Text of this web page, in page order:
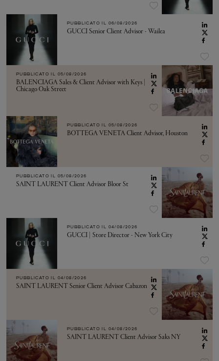
PUBBLICATO IL 06/08/2026
GUCCI Senior Client Advisor - Wailea
PUBBLICATO IL 05/08/2026
BALENCIAGA Sales & Client Advisor with Keys |
Chicago Oak Street
PUBBLICATO IL 05/08/2026
BOTTEGA VENETA Client Advisor, Houston
PUBBLICATO IL 05/08/2026
SAINT LAURENT Client Advisor Bloor St
PUBBLICATO IL 04/08/2026
GUCCI | Store Director - New York City
PUBBLICATO IL 04/08/2026
SAINT LAURENT Senior Client Advisor Cabazon
PUBBLICATO IL 04/08/2026
SAINT LAURENT Client Advisor Saks NY